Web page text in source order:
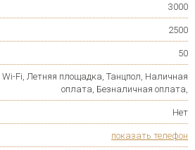
3000
2500
50
Wi-Fi, Летняя площадка, Танцпол, Наличная
оплата, Безналичная оплата,
Нет
показать телефон